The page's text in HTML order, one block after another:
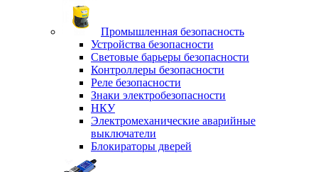
Промышленная безопасность
Устройства безопасности
Световые барьеры безопасности
Контроллеры безопасности
Реле безопасности
Знаки электробезопасности
НКУ
Электромеханические аварийные
выключатели
Блокираторы дверей